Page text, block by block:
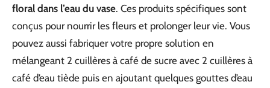
floral dans l’eau du vase. Ces produits spécifiques sont
conçus pour nourrir les fleurs et prolonger leur vie. Vous
pouvez aussi fabriquer votre propre solution en
mélangeant 2 cuillères à café de sucre avec 2 cuillères à
café d’eau tiède puis en ajoutant quelques gouttes d’eau